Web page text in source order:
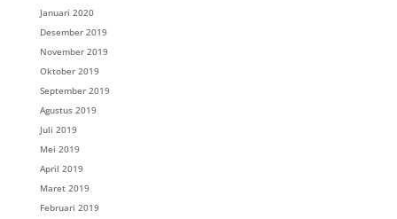
Januari 2020
Desember 2019
November 2019
Oktober 2019
September 2019
Agustus 2019
Juli 2019
Mei 2019
April 2019
Maret 2019
Februari 2019